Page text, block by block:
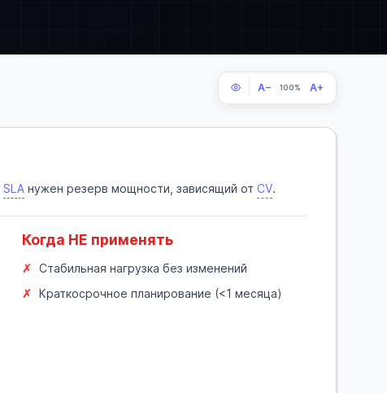
A− 100% A+
SLA нужен резерв мощности , зависящий от CV.
Когда НЕ применять
Стабильная нагрузка без изменений
Краткосрочное планирование (<1 месяца)